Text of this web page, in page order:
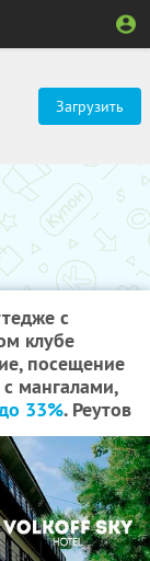
Загрузить
с
клубе
посещение
мангалами,
33%. Реутов